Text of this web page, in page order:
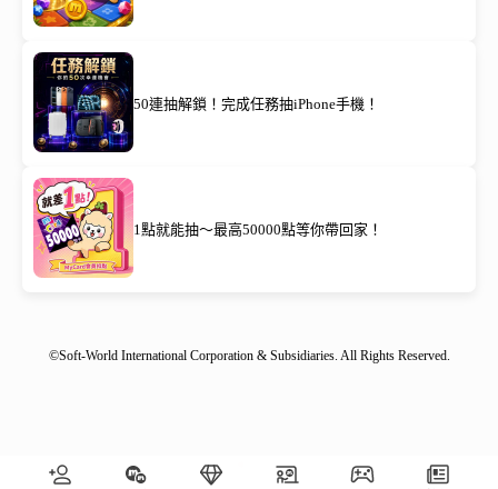
50連抽解鎖！完成任務抽iPhone手機！
1點就能抽～最高50000點等你帶回家！
©Soft-World International Corporation & Subsidiaries. All Rights Reserved.